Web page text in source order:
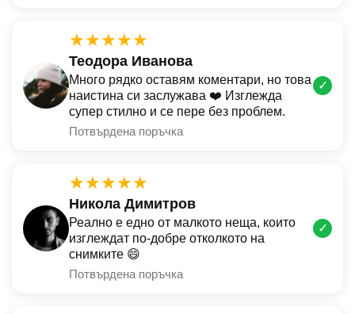
★★★★★
Теодора Иванова
Много рядко оставям коментари, но това
наистина си заслужава ❤️ Изглежда
супер стилно и се пере без проблем.
Потвърдена поръчка
✓
★★★★★
Никола Димитров
Реално е едно от малкото неща, които
изглеждат по-добре отколкото на
снимките 😄
Потвърдена поръчка
✓